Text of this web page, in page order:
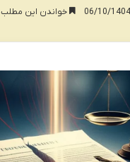
خواندن این مطلب 22 دقیقه زمان میبرد